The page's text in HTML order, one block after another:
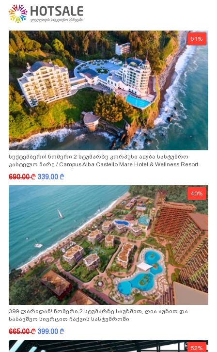
51%
სექტემბერი! ნომერი 2 სტუმარზე კორპუსი ალბა სასტუმრო
კასტელო მარე / Campus Alba Castello Mare Hotel & Wellness Resort
690.00k 339.00k
40%
399 ლარიდან! ნომერი 2 სტუმარზე საუზმით, ღია აუზით და
საბავშვო სივრცით ჩაქვის სასტუმროში
665.00k 399.00k
52%